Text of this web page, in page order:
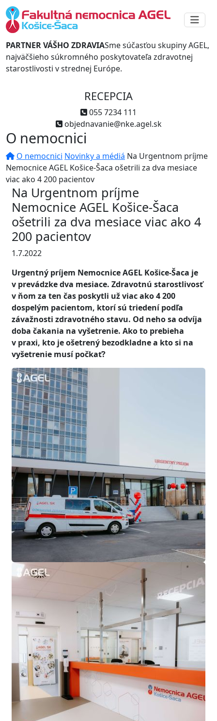
PARTNER VÁŠHO ZDRAVIASme súčasťou skupiny AGEL,
najväčšieho súkromného poskytovateľa zdravotnej
starostlivosti v strednej Európe.
RECEPCIA
055 7234 111
objednavanie@nke.agel.sk
O nemocnici
O nemocnici Novinky a médiá Na Urgentnom príjme
Nemocnice AGEL Košice-Šaca ošetrili za dva mesiace
viac ako 4 200 pacientov
Na Urgentnom príjme
Nemocnice AGEL Košice-Šaca
ošetrili za dva mesiace viac ako 4
200 pacientov
1.7.2022
Urgentný príjem Nemocnice AGEL Košice-Šaca je
v prevádzke dva mesiace. Zdravotnú starostlivosť
v ňom za ten čas poskytli už viac ako 4 200
dospelým pacientom, ktorí sú triedení podľa
závažnosti zdravotného stavu. Od neho sa odvíja
doba čakania na vyšetrenie. Ako to prebieha
v praxi, kto je ošetrený bezodkladne a kto si na
vyšetrenie musí počkať?